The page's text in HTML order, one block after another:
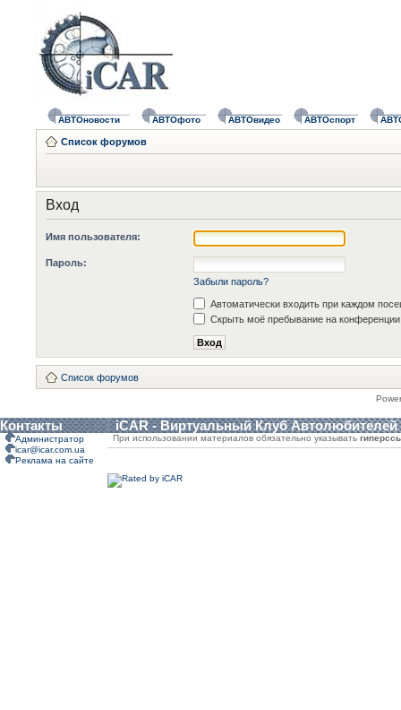
АВТОновости АВТОфото АВТОвидео АВТОспорт
Список форумов
Вход
Имя пользователя:
Пароль:
Забыли пароль?
Автоматически входить при каждом
Скрыть моё пребывание на конференции
Список форумов
Контакты iCAR - Виртуальный Клуб Автолюбителей
Администратор
icar@icar.com.ua
Реклама на сайте
При использовании материалов обязательно указывать